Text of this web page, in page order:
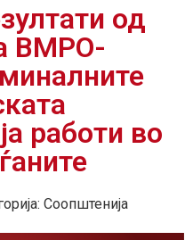
од
ВМРО-
работи во
Соопштенија